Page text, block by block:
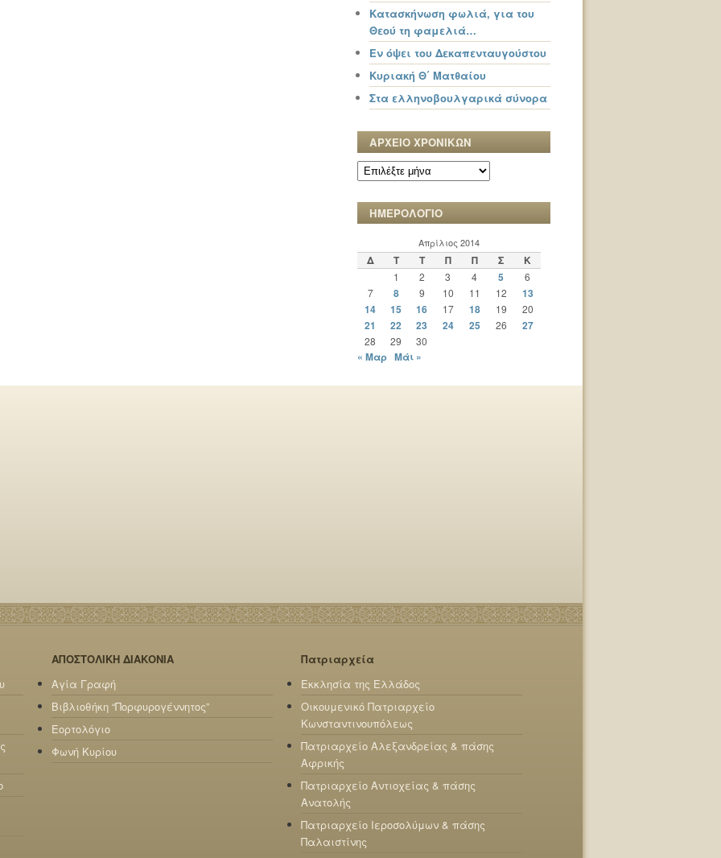
Κατασκήνωση φωλιά, για του
Θεού τη φαμελιά…
Εν όψει του Δεκαπενταυγούστου
Κυριακή Θ΄ Ματθαίου
Στα ελληνοβουλγαρικά σύνορα
ΑΡΧΕΙΟ ΧΡΟΝΙΚΩΝ
ΑΡΧΕΙΟ
ΧΡΟΝΙΚΩΝ
ΗΜΕΡΟΛΟΓΙΟ
Απρίλιος 2014
Δ Τ Τ Π Π Σ Κ
1 2 3 4 5
6
7
8 9 10 11 12
13
14
15 16 17 18 19 20
21 22 23 24 25 26 27
28 29 30
« Μαρ Μάι »
ΑΠΟΣΤΟΛΙΚΗ ΔΙΑΚΟΝΙΑ
Αγία Γραφή
Βιβλιοθήκη “Πορφυρογέννητος”
Εορτολόγιο
Φωνή Κυρίου
Πατριαρχεία
Εκκλησία της Ελλάδος
Οικουμενικό Πατριαρχείο
Κωνσταντινουπόλεως
Πατριαρχείο Αλεξανδρείας & πάσης
Αφρικής
Πατριαρχείο Αντιοχείας & πάσης
Ανατολής
Πατριαρχείο Ιεροσολύμων & πάσης
Παλαιστίνης